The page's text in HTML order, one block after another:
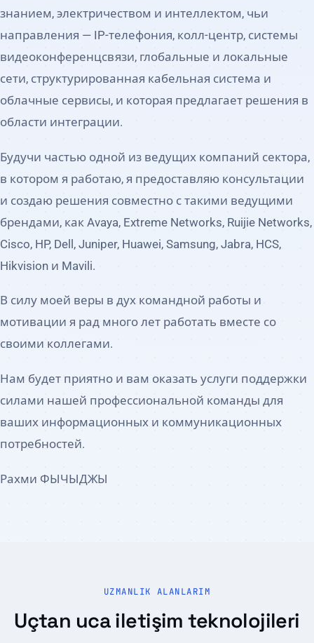
знанием, электричеством и интеллектом, чьи
направления — IP-телефония, колл-центр, системы
видеоконференцсвязи, глобальные и локальные
сети, структурированная кабельная система и
облачные сервисы, и которая предлагает решения в
области интеграции.
Будучи частью одной из ведущих компаний сектора,
в котором я работаю, я предоставляю консультации
и создаю решения совместно с такими ведущими
брендами, как Avaya, Extreme Networks, Ruijie Networks,
Cisco, HP, Dell, Juniper, Huawei, Samsung, Jabra, HCS,
Hikvision и Mavili.
В силу моей веры в дух командной работы и
мотивации я рад много лет работать вместе со
своими коллегами.
Нам будет приятно и вам оказать услуги поддержки
силами нашей профессиональной команды для
ваших информационных и коммуникационных
потребностей.
Рахми ФЫЧЫДЖЫ
UZMANLIK ALANLARIM
Uçtan uca iletişim teknolojileri